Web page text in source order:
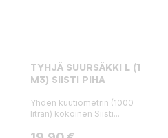
TYHJÄ SUURSÄKKI L (1
M3) SIISTI PIHA
Yhden kuutiometrin (1000
litran) kokoinen Siisti...